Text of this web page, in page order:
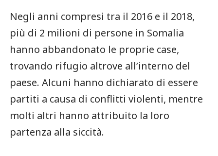
Negli anni⁢ compresi tra il 2016 e il 2018,
più‍ di 2 milioni di persone ​in Somalia
hanno abbandonato le proprie case,
trovando rifugio⁢ altrove all’interno⁤ del
paese. ⁢Alcuni hanno dichiarato di‌ essere
partiti ‌a⁣ causa di ⁤conflitti violenti, mentre
molti altri hanno attribuito⁣ la loro
⁢partenza alla ⁣siccità.